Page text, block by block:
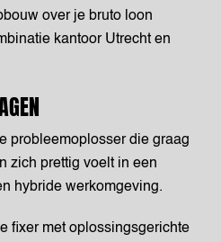
over je bruto loon
kantoor Utrecht en
probleemoplosser die graag
zich prettig voelt in een
hybride werkomgeving.
fixer met oplossingsgerichte